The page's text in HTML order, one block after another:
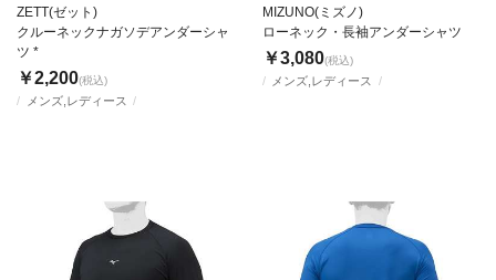
メンズ,レディース
ZETT(ゼット)
クルーネックナガソデアンダーシャ
ツ *
￥2,200(税込) メンズ,レディース
MIZUNO(ミズノ)
ローネック・長袖アンダーシャツ
￥3,080(税込)